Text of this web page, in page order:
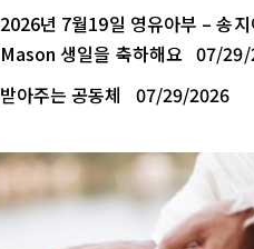
2026년 7월19일 영유아부 – 송
Mason 생일을 축하해요 07/
받아주는 공동체
07/29/2026